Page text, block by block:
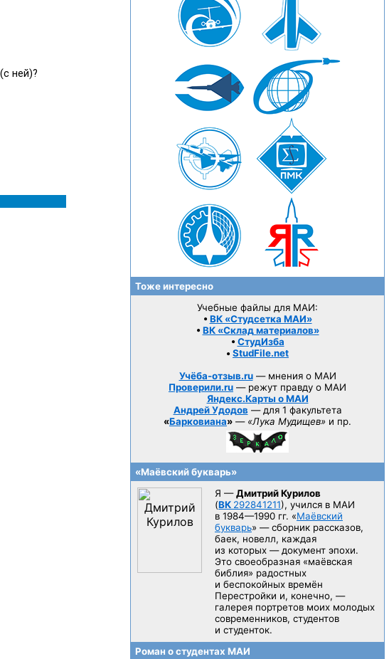
Тоже интересно
Учебные файлы для МАИ:
• ВК «Студсетка МАИ»
• ВК «Склад материалов»
• СтудИзба
• StudFile.net
Учёба-отзыв.ru— мнения о МАИ
Проверили.ru — режут правду о МАИ
Яндекс.Карты о МАИ
Андрей Удодов — для 1 факультета
«Барковиана» — «Лука Мудищев» и пр.
«Маёвский букварь»
Я —Дмитрий Курилов
(ВК 292841211), учился в МАИ
в 1984—1990 гг. «Маёвский
букварь» — сборник рассказов,
баек, новелл, каждая
из которых — документ эпохи.
Это своеобразная «маёвская
библия» радостных
и беспокойных времён
Перестройки и, конечно, —
галерея портретов моих молодых
современников, студентов
и студенток.
Роман о студентах МАИ